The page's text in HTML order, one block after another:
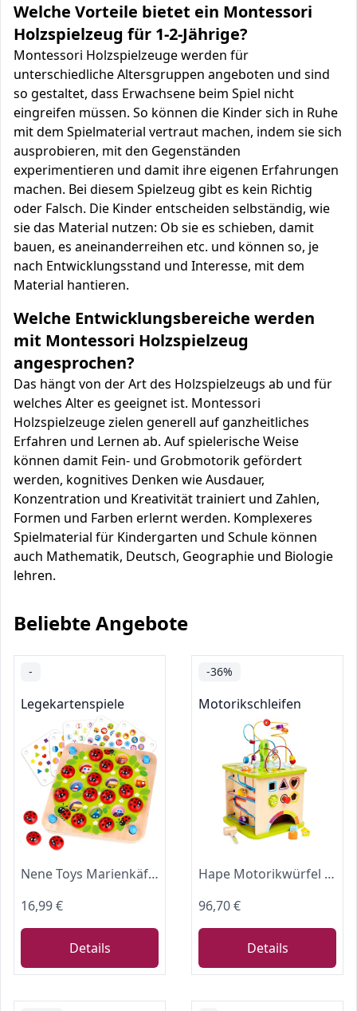
Welche Vorteile bietet ein Montessori
Holzspielzeug für 1-2-Jährige?
Montessori Holzspielzeuge werden für
unterschiedliche Altersgruppen angeboten und sind
so gestaltet, dass Erwachsene beim Spiel nicht
eingreifen müssen. So können die Kinder sich in Ruhe
mit dem Spielmaterial vertraut machen, indem sie sich
ausprobieren, mit den Gegenständen
experimentieren und damit ihre eigenen Erfahrungen
machen. Bei diesem Spielzeug gibt es kein Richtig
oder Falsch. Die Kinder entscheiden selbständig, wie
sie das Material nutzen: Ob sie es schieben, damit
bauen, es aneinanderreihen etc. und können so, je
nach Entwicklungsstand und Interesse, mit dem
Material hantieren.
Welche Entwicklungsbereiche werden
mit Montessori Holzspielzeug
angesprochen?
Das hängt von der Art des Holzspielzeugs ab und für
welches Alter es geeignet ist. Montessori
Holzspielzeuge zielen generell auf ganzheitliches
Erfahren und Lernen ab. Auf spielerische Weise
können damit Fein- und Grobmotorik gefördert
werden, kognitives Denken wie Ausdauer,
Konzentration und Kreativität trainiert und Zahlen,
Formen und Farben erlernt werden. Komplexeres
Spielmaterial für Kindergarten und Schule können
auch Mathematik, Deutsch, Geographie und Biologie
lehren.
Beliebte Angebote
-
Legekartenspiele
Nene Toys Marienkäfer-Garten, Gedächtnisspiel aus FSC® Holz für Kinder ab 3 Jahren – Pädagogisches Brettspiel mit 10 lustigen Mustern – Montessori Memo-Spiel – Geschenk Jungen Mädchen ab 3 4 5 Jahren
16,99 €
Details
-36%
Motorikschleifen
Hape Motorikwürfel „Kleine Tierchen“ - aus Holz, Multifunktions-Spielwürfel, Lernspielzeug aus Holz für Kleinkinder, fünfseitiges Busy Board, Montessori Spielzeug für Kinder ab 1 Jahr
96,70 €
Details